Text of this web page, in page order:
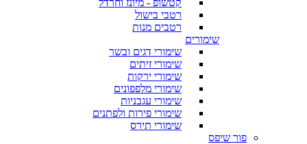
קטשופ - מיונז וחרדל
רטבי בישול
רטבים מנות
שימורים
שימורי דגים ובשר
שימורי זיתים
שימורי ירקות
שימורי מלפפונים
שימורי עגבניות
שימורי פירות ולפתנים
שימורי תירס
פור שיפס